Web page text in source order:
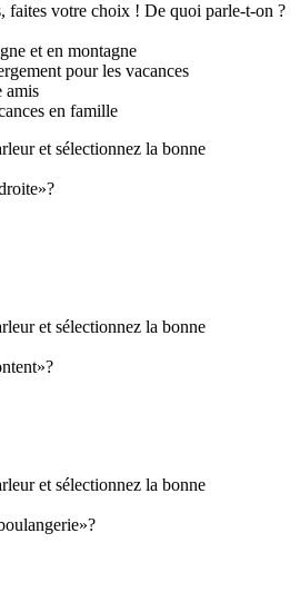
faites votre choix ! De quoi parle-t-on ?
et en montagne
pour les vacances
amis
en famille
et sélectionnez la bonne
et sélectionnez la bonne
et sélectionnez la bonne